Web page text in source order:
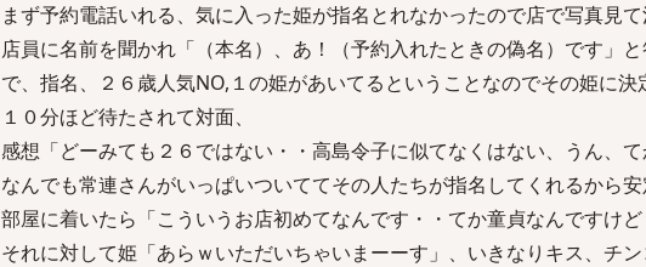
まず予約電話いれる、気に入った姫が指名とれなかったので店で写真見て
店員に名前を聞かれ「（本名）、あ！（予約入れたときの偽名）です」
で、指名、２６歳人気NO,１の姫があいてるということなのでその姫に決
１０分ほど待たされて対面、
感想「どーみても２６ではない・・高島令子に似てなくはない、うん、て
なんでも常連さんがいっぱいついててその人たちが指名してくれるから安
部屋に着いたら「こういうお店初めてなんです・・てか童貞なんですけど
それに対して姫「あらｗいただいちゃいまーーす」、いきなりキス、チン